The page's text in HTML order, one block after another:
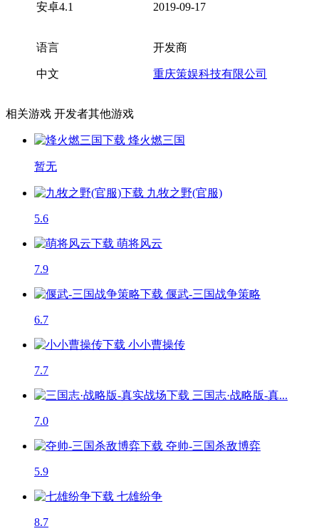
安卓4.1 2019-09-17
语言
中文
开发商
重庆策娱科技有限公司
相关游戏 开发者其他游戏
烽火燃三国
暂无
九牧之野(官服)
5.6
萌将风云
7.9
偃武-三国战争策略
6.7
小小曹操传
7.7
三国志·战略版-真...
7.0
夺帅-三国杀敌博弈
5.9
七雄纷争
8.7